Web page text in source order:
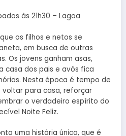
às 21h30 – Lagoa
os filhos e netos se
em busca de outras
Os jovens ganham asas,
casa dos pais e avós fica
Nesta época é tempo de
para casa, reforçar
o verdadeiro espírito do
Noite Feliz.
uma história única, que é